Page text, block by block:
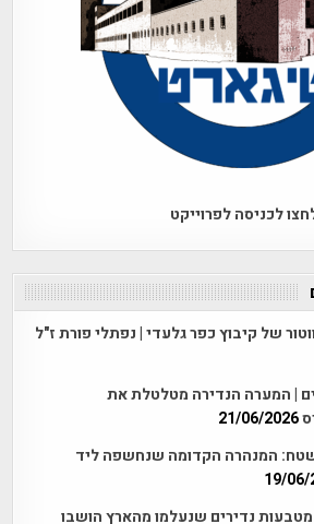
לכניסה לפרוייקט
של קיבוץ כפר גלעדי | נפתלי פורת ז"ל
| המערה הנדירה מטלטלת את
21/06/2026
המנהרה הקדומה שנחשפה ליד
19/06/
נדירים שנעלמו מהארץ הושבו